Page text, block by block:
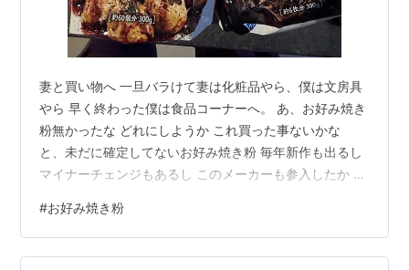
妻と買い物へ 一旦バラけて妻は化粧品やら、僕は文房具
やら 早く終わった僕は食品コーナーへ。 あ、お好み焼き
粉無かったな どれにしようか これ買った事ないかな
と、未だに確定してないお好み焼き粉 毎年新作も出るし
マイナーチェンジもあるし このメーカーも参入したか と
らば、 紅しょうが、山芋粉、乾燥エビ、天かす そんなの
が入ってる方が良い 小分けの１００gずつ4袋入ってるの
とか メーカーごとに違ってて面白い 僕は、大和芋を擦り
#お好み焼き粉